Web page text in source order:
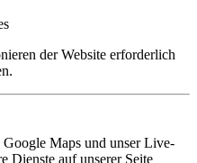
der Website erforderlich
Maps und unser Live-
Dienste auf unserer Seite